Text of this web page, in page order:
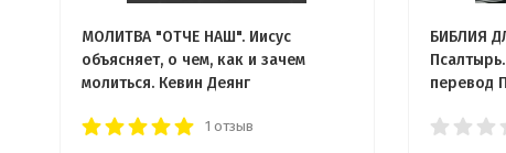
МОЛИТВА "ОТЧЕ НАШ". Иисус
объясняет, о чем, как и зачем
молиться. Кевин Деянг
1 отзыв
БИБЛИЯ
перевод